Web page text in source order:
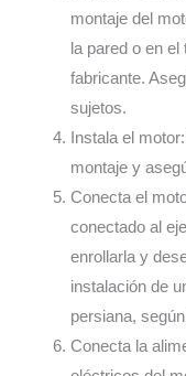
montaje del
la pared o en
fabricante.
sujetos.
Instala el
montaje y
Conecta el
conectado al
enrollarla y
instalación de
persiana,
Conecta la